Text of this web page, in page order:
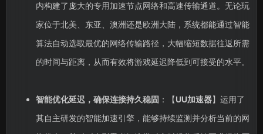
内构建了庞大的专用加速节点网络和高速传输通道。无论玩
家位于北美、东亚、澳洲还是欧洲大陆，系统都能通过智能
算法自动选取最优的网络传输路径，大幅缩短数据往返所需
的时间与距离，从而有效将游戏延迟降低到可接受的水平。
智能优化延迟，确保连接持久稳固 ：【UU加速器】运用了
其自主研发的智能加速引擎，能够持续监测并分析当前的网